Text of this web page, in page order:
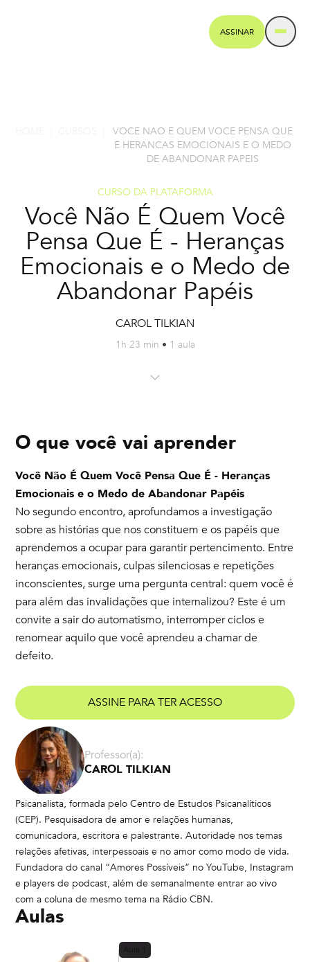
ASSINAR
VOCE NAO E QUEM VOCE PENSA QUE
E HERANCAS EMOCIONAIS E O MEDO
DE ABANDONAR PAPEIS
CURSO DA PLATAFORMA
Você Não É Quem Você
Pensa Que É - Heranças
Emocionais e o Medo de
Abandonar Papéis
CAROL TILKIAN
1h 23 min • 1 aula
O que você vai aprender
Você Não É Quem Você Pensa Que É - Heranças
Emocionais e o Medo de Abandonar Papéis
No segundo encontro, aprofundamos a investigação
sobre as histórias que nos constituem e os papéis que
aprendemos a ocupar para garantir pertencimento. Entre
heranças emocionais, culpas silenciosas e repetições
inconscientes, surge uma pergunta central: quem você é
para além das invalidações que internalizou? Este é um
convite a sair do automatismo, interromper ciclos e
renomear aquilo que você aprendeu a chamar de
defeito.
ASSINE PARA TER ACESSO
Professor(a):
CAROL TILKIAN
Psicanalista, formada pelo Centro de Estudos Psicanalíticos
(CEP). Pesquisadora de amor e relações humanas,
comunicadora, escritora e palestrante. Autoridade nos temas
relações afetivas, interpessoais e no amor como modo de vida.
Fundadora do canal “Amores Possíveis” no YouTube, Instagram
e players de podcast, além de semanalmente entrar ao vivo
com a coluna de mesmo tema na Rádio CBN.
Aulas